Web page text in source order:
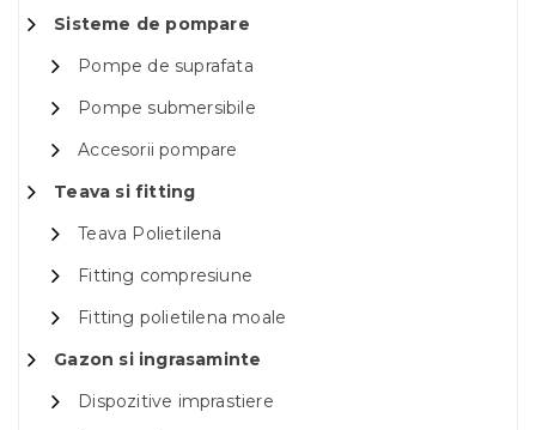
Sisteme de pompare
Pompe de suprafata
Pompe submersibile
Accesorii pompare
Teava si fitting
Teava Polietilena
Fitting compresiune
Fitting polietilena moale
Gazon si ingrasaminte
Dispozitive imprastiere